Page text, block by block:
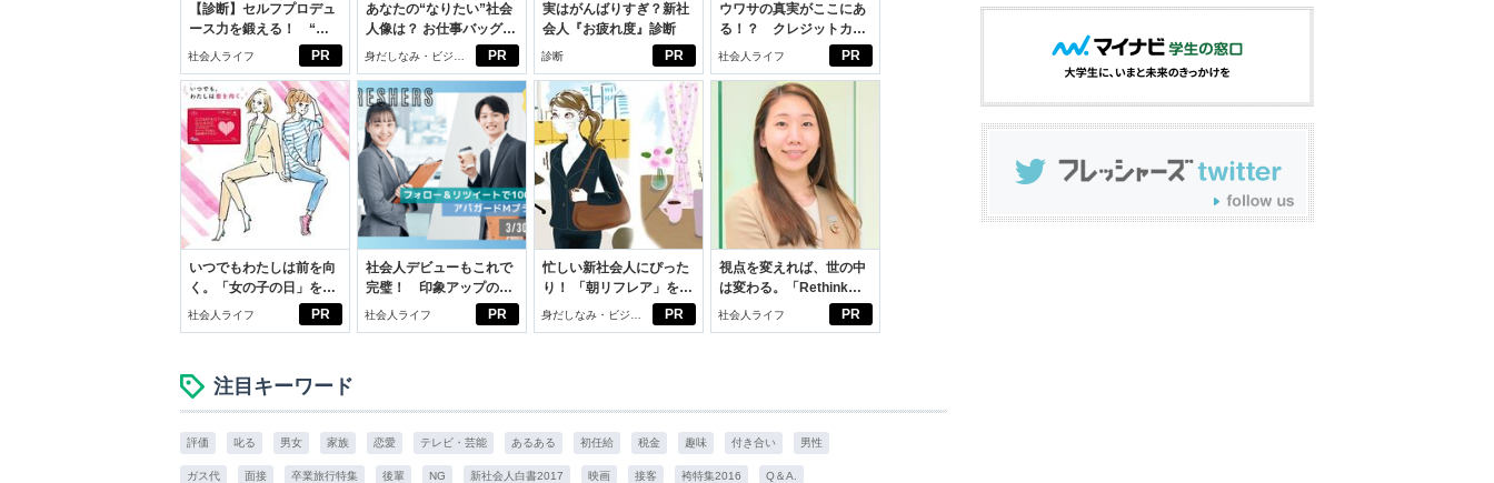
PR
【診断】セルフプロデュ
ース力を鍛える！ “ジ
ブン観”診断
社会人ライフ PR
あなたの“なりたい”社会
人像は？ お仕事バッグ選
びから始める新生活
身だしなみ・ビジネ
スアイテム
PR
実はがんばりすぎ？新社
会人『お疲れ度』診断
診断 PR
ウワサの真実がここにあ
る！？ クレジットカー
ドの都市伝説
社会人ライフ
PR
いつでもわたしは前を向
く。「女の子の日」を前
向きに♪社会人エリ・大
社会人ライフ PR
社会人デビューもこれで
完璧！ 印象アップのセ
ルフプロデュース術
社会人ライフ PR
忙しい新社会人にぴった
り！ 「朝リフレア」をは
じめよう。しっかりニオ
イケアして24時間快適。
身だしなみ・ビジネ
スアイテム
PR
視点を変えれば、世の中
は変わる。「Rethink
PROJECT」がつたえた
社会人ライフ
注目キーワード
評価 叱る 男女 家族 恋愛 テレビ・芸能 あるある 初任給 税金 趣味 付き合い 男性
ガス代 面接 卒業旅行特集 後輩 NG 新社会人白書2017 映画 接客 袴特集2016 Q＆A.